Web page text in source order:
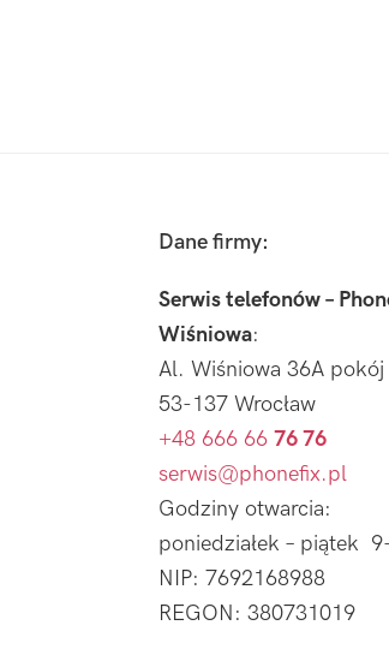
Dane firmy:
Serwis telefonów –
Wiśniowa:
Al. Wiśniowa 36A
53-137 Wrocław
+48 666 66 76 76
serwis@phonefix.pl
Godziny otwarcia:
poniedziałek – piątek
NIP: 7692168988
REGON: 380731019